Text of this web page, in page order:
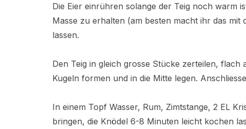
Die Eier einrühren solange der Teig noch warm
Masse zu erhalten (am besten macht ihr das
lassen.
Den Teig in gleich grosse Stücke zerteilen,
Kugeln formen und in die Mitte legen.
In einem Topf Wasser, Rum, Zimtstange, 2 EL
bringen, die Knödel 6-8 Minuten leicht kochen